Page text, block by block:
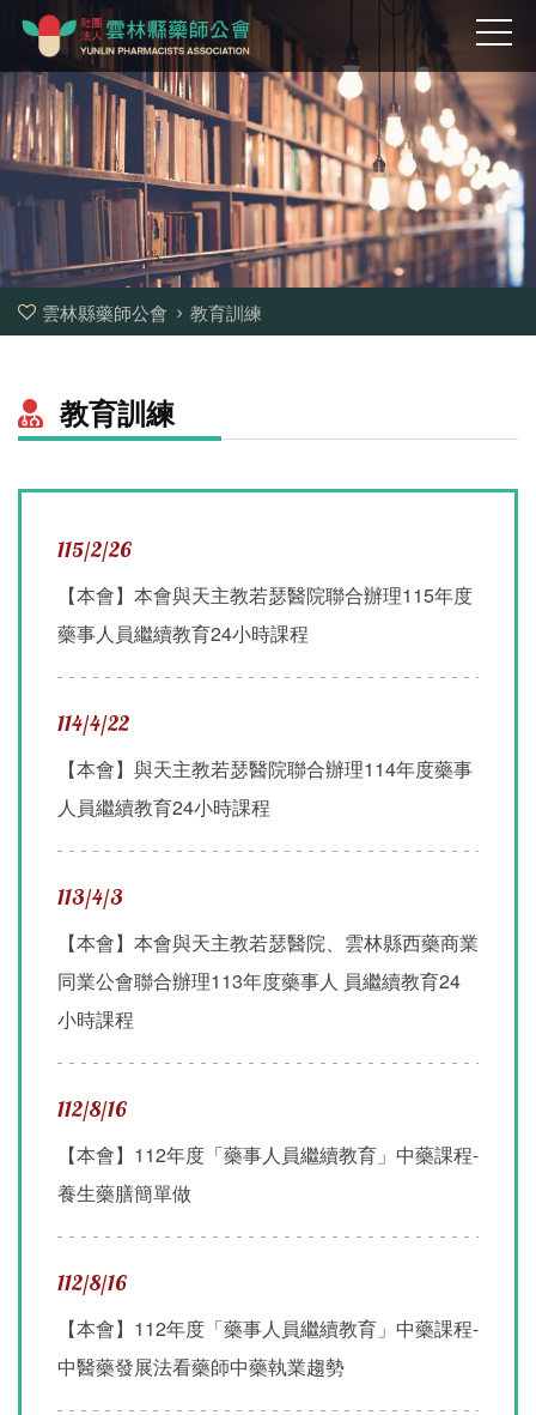
雲林縣藥師公會 教育訓練
教育訓練
115/2/26
【本會】本會與天主教若瑟醫院聯合辦理115年度
藥事人員繼續教育24小時課程
114/4/22
【本會】與天主教若瑟醫院聯合辦理114年度藥事
人員繼續教育24小時課程
113/4/3
【本會】本會與天主教若瑟醫院、雲林縣西藥商業
同業公會聯合辦理113年度藥事人 員繼續教育24
小時課程
112/8/16
【本會】112年度「藥事人員繼續教育」中藥課程-
養生藥膳簡單做
112/8/16
【本會】112年度「藥事人員繼續教育」中藥課程-
中醫藥發展法看藥師中藥執業趨勢